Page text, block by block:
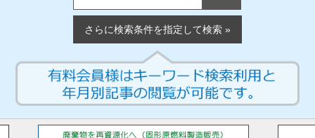
さらに検索条件を指定して検索 »